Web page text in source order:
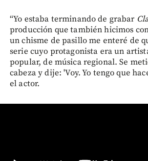
“Yo estaba terminando de grabar
producción que también hicimos
un chisme de pasillo me enteré de
serie cuyo protagonista era un
popular, de música regional. Se
cabeza y dije: 'Voy. Yo tengo que
el actor.